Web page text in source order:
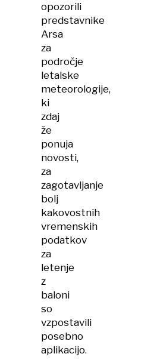
opozorili
predstavnike
Arsa
za
področje
letalske
meteorologije,
ki
zdaj
že
ponuja
novosti,
za
zagotavljanje
bolj
kakovostnih
vremenskih
podatkov
za
letenje
z
baloni
so
vzpostavili
posebno
aplikacijo.